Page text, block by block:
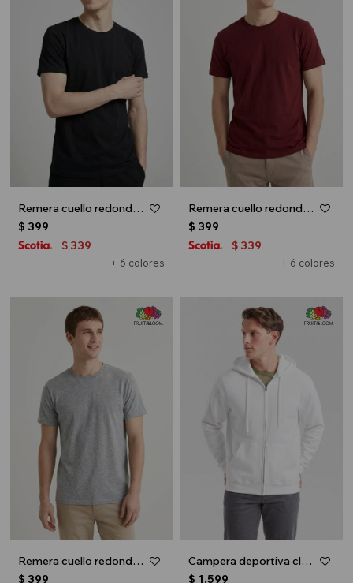
Remera cuello redondo ICONIC 150 - Negro
+ 6 colores
$ 399
$ 339
Remera cuello redondo ICONIC 150 - Bordo
+ 6 colores
$ 399
$ 339
Remera cuello redondo ICONIC 150 - Gris
$ 399
Campera deportiva clásica con capucha - UNISEX - Blanco
$ 1.599